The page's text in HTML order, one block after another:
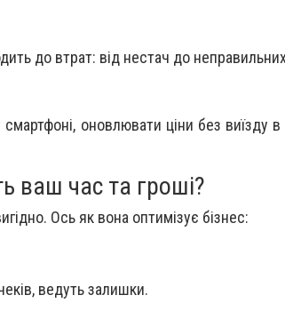
до втрат: від нестач до неправильних
смартфоні, оновлювати ціни без виїзду
ваш час та гроші?
Ось як вона оптимізує бізнес:
ведуть залишки.